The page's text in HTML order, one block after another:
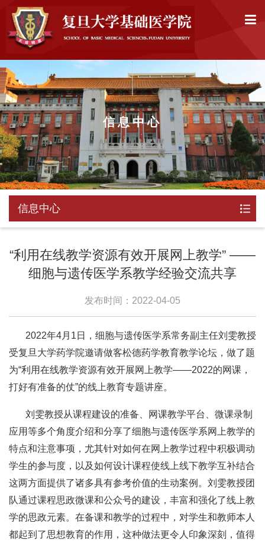
信息中心
信息中心
“利用在线教学资源有效开展网上教学” ——
细胞与遗传医学系教学经验交流共享
发布时间：2022-04-05
2022年4月1日，细胞与遗传医学系常务副主任刘雯教授
受复旦大学药学院邀请做客松德药学教育教学论坛，做了题
为“利用在线教学资源有效开展网上教学——2022的网课，
打好有准备的仗”的线上教育专题讲座。
刘雯教授从课程建设的准备、网课教学平台、微课录制
应用等多个角度介绍和分享了细胞与遗传医学系网上教学的
特点和注意事项，尤其针对如何在网上教学过程中积极调动
学生的参与度，以及如何设计课程使线上线下教学互补结合
这两方面提供了诸多具有参考价值的生动案例。刘雯教授团
队通过课程思政微课和公众号的建设，丰富和强化了线上教
学的思政元素。在备课和教学的过程中，对学生和教师本人
都起到了思想教育的作用，这种做法更令人印象深刻，值得